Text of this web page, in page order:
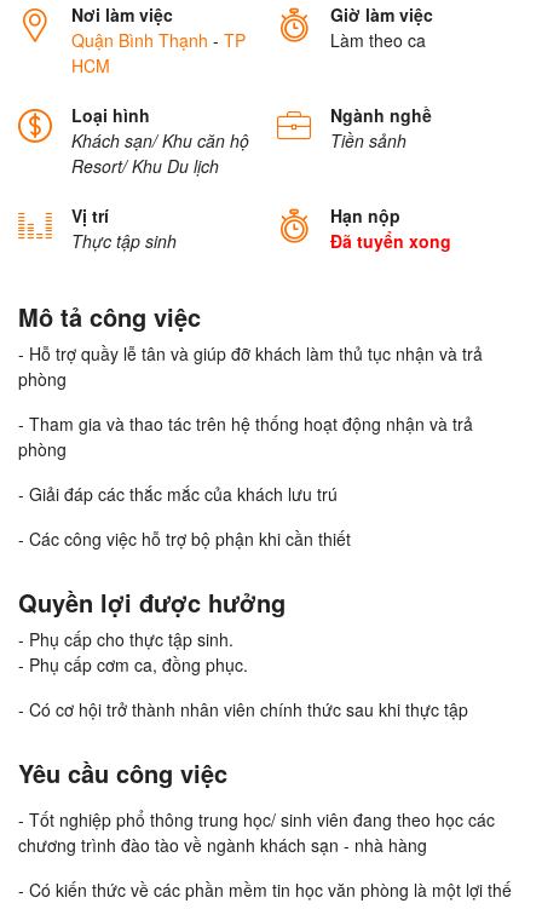
Nơi làm việc
Quận Bình Thạnh - TP
HCM
Giờ làm việc
Làm theo ca
Loại hình
Khách sạn/ Khu căn hộ
Resort/ Khu Du lịch
Ngành nghề
Tiền sảnh
Vị trí
Thực tập sinh
Hạn nộp
Đã tuyển xong
Mô tả công việc
- Hỗ trợ quầy lễ tân và giúp đỡ khách làm thủ tục nhận và trả
phòng
- Tham gia và thao tác trên hệ thống hoạt động nhận và trả
phòng
- Giải đáp các thắc mắc của khách lưu trú
- Các công việc hỗ trợ bộ phận khi cần thiết
Quyền lợi được hưởng
- Phụ cấp cho thực tập sinh.
- Phụ cấp cơm ca, đồng phục.
- Có cơ hội trở thành nhân viên chính thức sau khi thực tập
Yêu cầu công việc
- Tốt nghiệp phổ thông trung học/ sinh viên đang theo học các
chương trình đào tào về ngành khách sạn - nhà hàng
- Có kiến thức về các phần mềm tin học văn phòng là một lợi thế